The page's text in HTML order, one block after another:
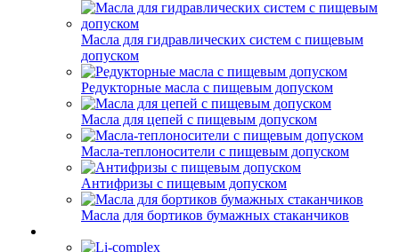
Масла для гидравлических систем с пищевым
допуском
Редукторные масла с пищевым допуском
Масла для цепей с пищевым допуском
Масла-теплоносители с пищевым допуском
Антифризы с пищевым допуском
Масла для бортиков бумажных стаканчиков